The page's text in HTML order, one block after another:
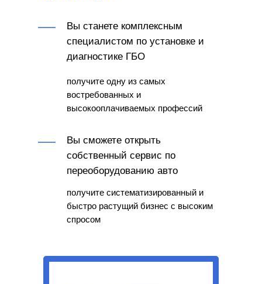
Вы станете комплексным
специалистом по установке и
диагностике ГБО
Вы сможете открыть
собственный сервис по
переоборудованию авто
получите одну из самых
востребованных и
высокооплачиваемых профессий
получите систематизированный и
быстро растущий бизнес с высоким
спросом